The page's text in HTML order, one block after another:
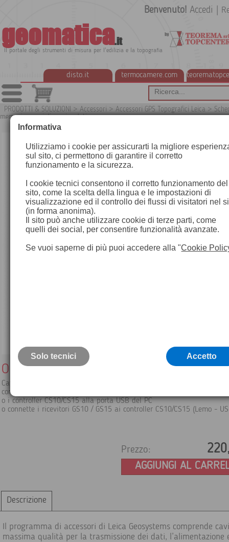
geomatica.it
Il portale degli strumenti di misura per l'edilizia e la topografia
disto.it termocamere.com
Benvenuto! Accedi
PRODOTTI & SOLUZIONI > Accessori > Accessori GPS Topografici Leica >
memoria e cavi di scarico dati
Outlet - GEV234 Cavo Leica
Cavo USB di 1.65m,
connette i ricevitori GS10/GS15
o i controller CS10/CS15 alla porta USB del PC
o connette i ricevitori GS10 / GS15 ai controller CS10/CS15 (Lemo -
Prezzo:
AGGIUNGI AL
Descrizione
Il programma di accessori di Leica Geosystems comprende
massima qualità per la trasmissione dei dati, l’alimentazione
Informativa
Utilizziamo i cookie per assicurarti la migliore
sul sito, ci permettono di garantire il corretto
funzionamento e la sicurezza.
I cookie tecnici consentono il corretto funzionamento del
sito, come la scelta della lingua e le impostazioni di
visualizzazione ed il controllo dei flussi di visitatori nel
(in forma anonima).
Il sito può anche utilizzare cookie di terze parti, come
quelli dei social, per consentire funzionalità avanzate.
Se vuoi saperne di più puoi accedere alla "Cookie
Solo tecnici Accetto